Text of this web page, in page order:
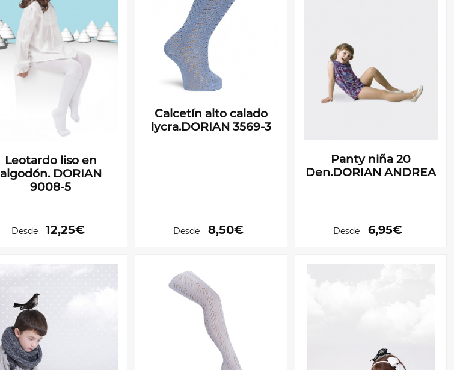
Leotardo liso en
algodón. DORIAN
9008-5
Desde 12,25€
Calcetín alto calado
lycra.DORIAN 3569-3
Desde 8,50€
Panty niña 20
Den.DORIAN ANDREA
Desde 6,95€